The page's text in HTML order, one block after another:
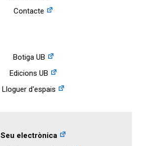
Contacte
Botiga UB
Edicions UB
Lloguer d'espais
Seu electrònica